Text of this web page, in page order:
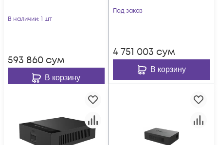
В наличии: 1 шт
593 860 сум
В корзину
Под заказ
4 751 003 сум
В корзину